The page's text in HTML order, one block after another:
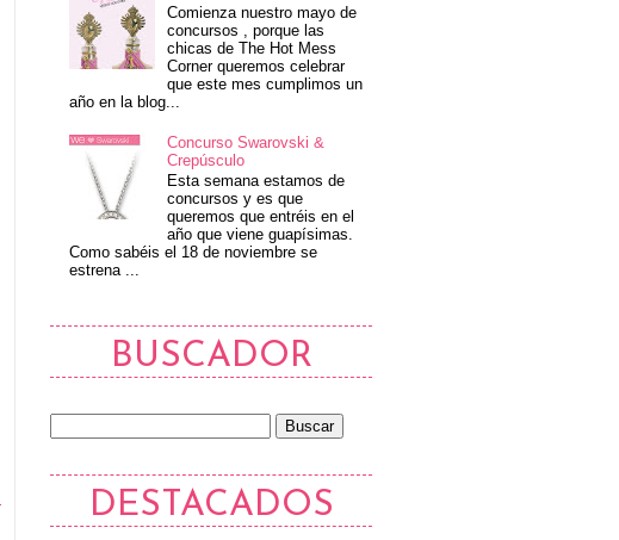
Comienza nuestro mayo de
concursos , porque las
chicas de The Hot Mess
Corner queremos celebrar
que este mes cumplimos un
año en la blog...
Concurso Swarovski &
Crepúsculo
Esta semana estamos de
concursos y es que
queremos que entréis en el
año que viene guapísimas.
Como sabéis el 18 de noviembre se
estrena ...
BUSCADOR
DESTACADOS